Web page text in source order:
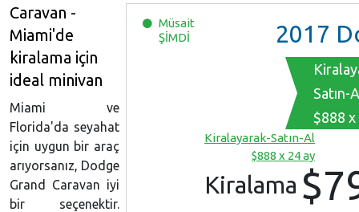
Müsait
ŞİMDİ
2017 Dodge
Satın-
$888 x
Kiralayarak-Satın-Al
$888 x 24 ay
Kiralama
Caravan -
Miami'de
kiralama için
ideal minivan
Miami ve
Florida'da seyahat
için uygun bir araç
arıyorsanız, Dodge
Grand Caravan iyi
bir seçenektir.